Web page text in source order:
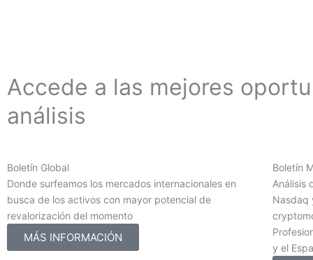
Accede a las mejores
análisis
Boletín Global
Donde surfeamos los mercados internacionales en
busca de los activos con mayor potencial de
revalorización del momento
MÁS INFORMACIÓN
Boletín
Análisis
Nasdaq
y el